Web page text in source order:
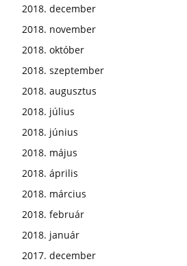
2018. december
2018. november
2018. október
2018. szeptember
2018. augusztus
2018. július
2018. június
2018. május
2018. április
2018. március
2018. február
2018. január
2017. december